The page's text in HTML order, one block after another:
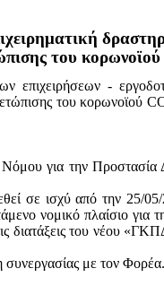
του κορωνοϊού
επιχειρήσεων -
τουκορωνοϊού
για την Προστασία
σε ισχύ από την
νομικό πλαίσιο για
διατάξεις του νέου
με τον Φορέα.